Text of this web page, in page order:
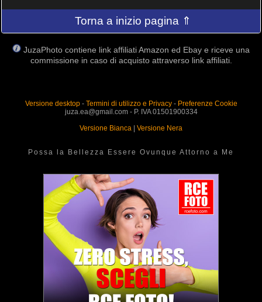
Torna a inizio pagina ⇑
JuzaPhoto contiene link affiliati Amazon ed Ebay e riceve una
commissione in caso di acquisto attraverso link affiliati.
Versione desktop- Termini di utilizzo e Privacy- Preferenze Cookie
juza.ea@gmail.com - P. IVA 01501900334
Versione Bianca
Versione Nera
Possa la Bellezza Essere Ovunque Attorno a Me